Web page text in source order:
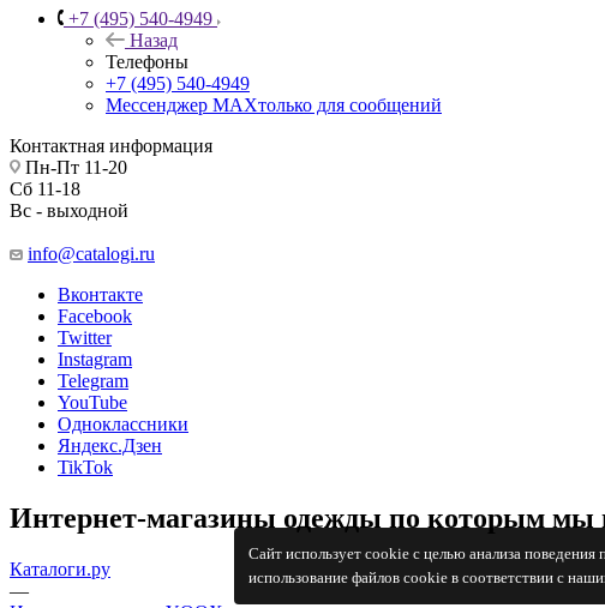
Сайт использует cookie с целью анализа
использование файлов cookie в соответствии с
+7 (495) 540-4949
Назад
Телефоны
+7 (495) 540-4949
Мессенджер МАХтолько для сообщений
Контактная информация
Пн-Пт 11-20
Сб 11-18
Вс - выходной
info@catalogi.ru
Вконтакте
Facebook
Twitter
Instagram
Telegram
YouTube
Одноклассники
Яндекс.Дзен
TikTok
Интернет-магазины одежды по которым мы
Каталоги.ру
—